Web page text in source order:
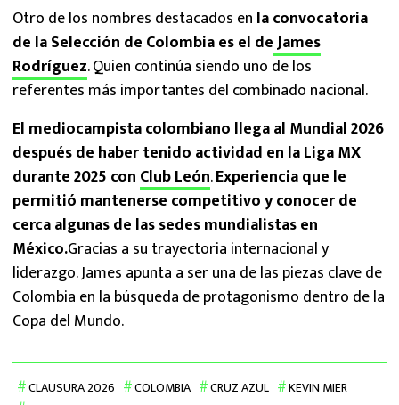
Otro de los nombres destacados en la convocatoria
de la Selección de Colombia es el deJames
Rodríguez. Quien continúa siendo uno de los
referentes más importantes del combinado nacional.
El mediocampista colombiano llega al Mundial 2026
después de haber tenido actividad en la Liga MX
durante 2025 con Club León.Experiencia que le
permitió mantenerse competitivo y conocer de
cerca algunas de las sedes mundialistas en
México.Gracias a su trayectoria internacional y
liderazgo. James apunta a ser una de las piezas clave de
Colombia en la búsqueda de protagonismo dentro de la
Copa del Mundo.
CLAUSURA 2026 COLOMBIA CRUZ AZUL
KEVIN MIER